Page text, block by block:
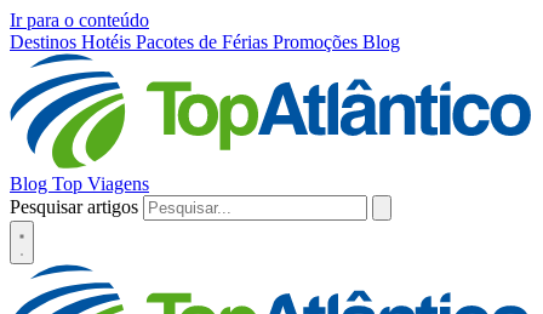
Ir para o conteúdo
Destinos Hotéis Pacotes de Férias Promoções Blog
Blog Top Viagens
Pesquisar artigos